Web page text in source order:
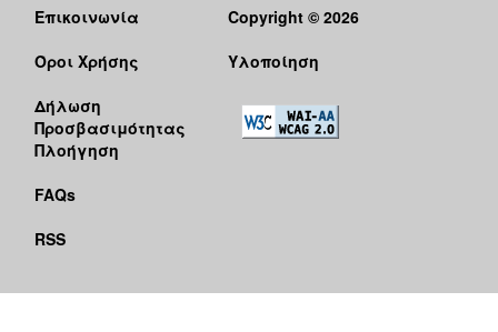
Επικοινωνία
Όροι Χρήσης
Δήλωση
Προσβασιμότητας
Πλοήγηση
FAQs
RSS
Copyright © 2026
Υλοποίηση